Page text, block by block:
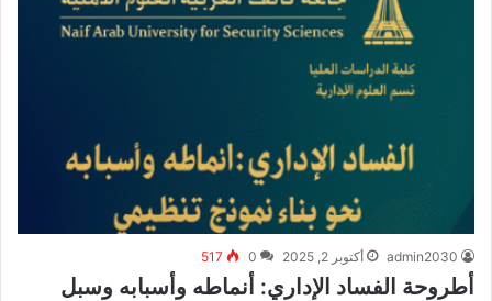
admin2030 أكتوبر 2, 2025 0
517
أطروحة الفساد الإداري: أنماطه وأسبابه وسبل